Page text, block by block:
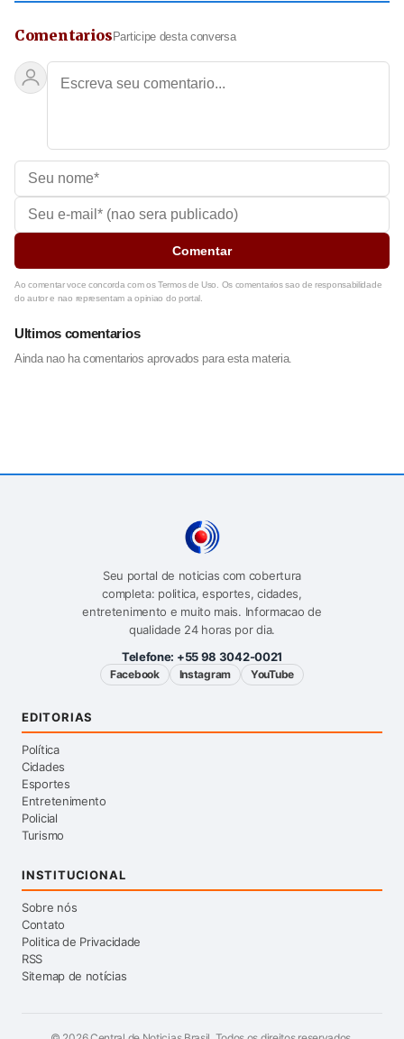
ComentariosParticipe desta conversa
Comentar
Ao comentar voce concorda com os Termos de Uso. Os comentarios sao de responsabilidade
do autor e nao representam a opiniao do portal.
Ultimos comentarios
Ainda nao ha comentarios aprovados para esta materia.
Seu portal de noticias com cobertura
completa: politica, esportes, cidades,
entretenimento e muito mais. Informacao de
qualidade 24 horas por dia.
Telefone: +55 98 3042-0021
Facebook Instagram YouTube
EDITORIAS
Política
Cidades
Esportes
Entretenimento
Policial
Turismo
INSTITUCIONAL
Sobre nós
Contato
Politica de Privacidade
RSS
Sitemap de notícias